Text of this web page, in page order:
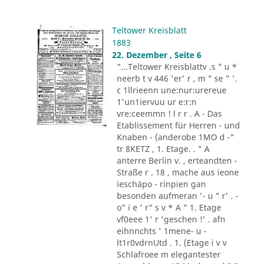
Teltower Kreisblatt
1883
22. Dezember , Seite 6
"...Teltower Kreisblattv .s " u *
neerb t v 446 'er' r , m " se " '.
c 1llrieenn une:nur:urereue
1'un1iervuu ur e:r:n
vre:ceemmn ! l r r . A - Das
Etablissement für Herren - und
Knaben - (anderobe 1MO d -"
tr 8KETZ , 1. Etage. . " A
anterre Berlin v. , erteandten -
Straße r . 18 , mache aus ieone
ieschäpo - rinpien gan
besonden aufmeran '- u " r' . -
o" i e ' r" s v * A " 1. Etage
vf0eee 1' r 'geschen !' . afn
eihnnchts ' 1mene- u -
lt1r0vdrnUtd . 1. (Etage i v v
Schlafroee m elegantester